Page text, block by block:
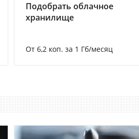
Подобрать облачное
хранилище
От 6,2 коп. за 1 Гб/месяц